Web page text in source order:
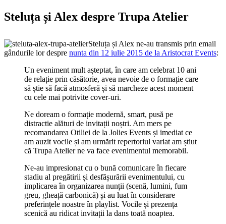
Steluța și Alex despre Trupa Atelier
Steluța și Alex ne-au transmis prin email
gândurile lor despre nunta din 12 iulie 2015 de la Aristocrat Events:
Un eveniment mult așteptat, în care am celebrat 10 ani
de relație prin căsătorie, avea nevoie de o formație care
să știe să facă atmosferă și să marcheze acest moment
cu cele mai potrivite cover-uri.
Ne doream o formație modernă, smart, pusă pe
distractie alături de invitații noștri. Am mers pe
recomandarea Otiliei de la Jolies Events și imediat ce
am auzit vocile și am urmărit repertoriul variat am știut
că Trupa Atelier ne va face evenimentul memorabil.
Ne-au impresionat cu o bună comunicare în fiecare
stadiu al pregătirii și desfășurării evenimentului, cu
implicarea în organizarea nunții (scenă, lumini, fum
greu, gheață carbonică) și au luat în considerare
preferințele noastre în playlist. Vocile și prezența
scenică au ridicat invitații la dans toată noaptea.